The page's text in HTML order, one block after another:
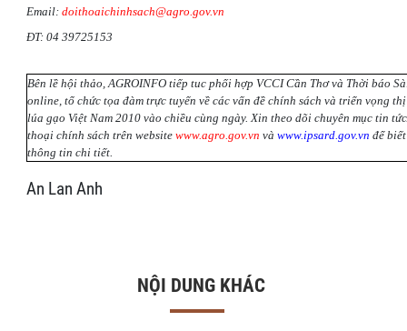
Email: doithoaichinhsach@agro.gov.vn
ĐT: 04 39725153
Bên lề hội thảo, AGROINFO tiếp tuc phối hợp VCCI Cần Thơ và Thời báo
online, tổ chức tọa đàm trực tuyến về các vấn đề chính sách và triển vọng
lúa gạo Việt Nam 2010 vào chiều cùng ngày. Xin theo dõi chuyên mục tin
thoại chính sách trên website www.agro.gov.vn và www.ipsard.gov.vn để
thông tin chi tiết.
An Lan Anh
NỘI DUNG KHÁC